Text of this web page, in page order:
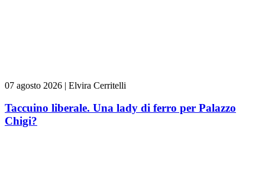
07 agosto 2026 | Elvira Cerritelli
Taccuino liberale. Una lady di ferro per Palazzo
Chigi?